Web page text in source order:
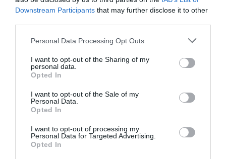
Downstream Participants that may further disclose it to other
Please note that this website/app uses one or more Google
not limited to your visit or usage behaviour. You may click to
grant or deny consent to Google and its third-party tags to
use your data for below specified purposes in below Google
consent section.
Personal Data Processing Opt Outs
I want to opt-out of the Sharing of my
personal data.
Opted In
I want to opt-out of the Sale of my
Personal Data.
Opted In
I want to opt-out of processing my
Personal Data for Targeted Advertising.
Opted In
Χάλκινο μετάλλιο για την
Ντουντουνάκη στο Sette Colli
Σπουδαία επιτυχία για την Άννα Ντουντουνάκη, που
στο μίτινγκ Sette Colli.